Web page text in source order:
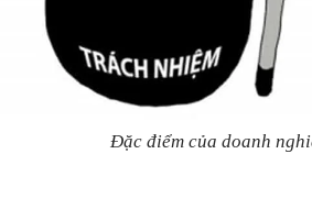
Đặc điểm của doanh